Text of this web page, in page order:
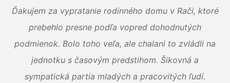
Ďakujem za vypratanie rodinného domu v Rači, ktoré
prebehlo presne podľa vopred dohodnutých
podmienok. Bolo toho veľa, ale chalani to zvládli na
jednotku s časovým predstihom. Šikovná a
sympatická partia mladých a pracovitých ľudí.